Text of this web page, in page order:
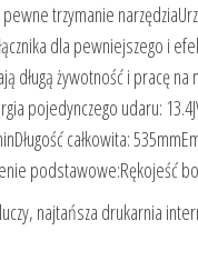
trzymanie
dla pewniejszego i
żywotność i pracę
pojedynczego udaru:
całkowita:
podstawowe:Rękojeść
najtańsza drukarnia